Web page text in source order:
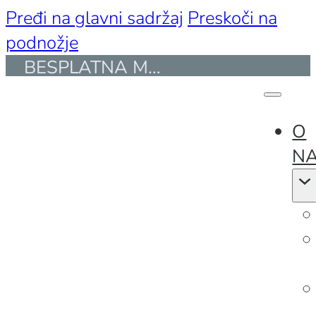
Pređi na glavni sadržaj Preskoči na
podnožje
BESPLATNA MONTAŽA I PREVOZ ZA KUPOVINE PREKO 50.000 DIN. I DO 30 KM UDALJENOSTI
O